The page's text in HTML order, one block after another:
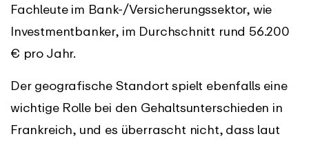
Fachleute im Bank-/Versicherungssektor, wie
Investmentbanker, im Durchschnitt rund 56.200
€ pro Jahr.
Der geografische Standort spielt ebenfalls eine
wichtige Rolle bei den Gehaltsunterschieden in
Frankreich, und es überrascht nicht, dass laut